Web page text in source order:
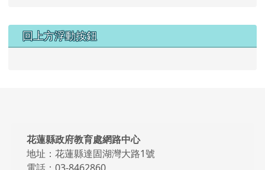
回上方浮動按鈕
頁尾區域內容
花蓮縣政府教育處網路中心
地址：花蓮縣達固湖灣大路1號